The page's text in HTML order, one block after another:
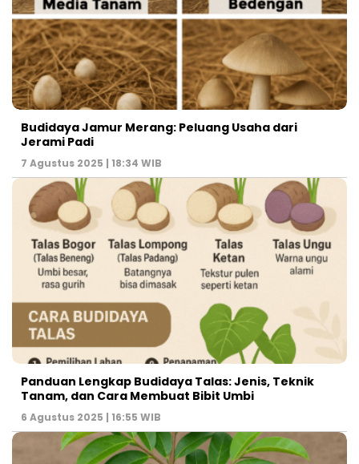
Budidaya Jamur Merang: Peluang Usaha dari
Jerami Padi
7 Agustus 2025 | 18:34 WIB
Panduan Lengkap Budidaya Talas: Jenis, Teknik
Tanam, dan Cara Membuat Bibit Umbi
6 Agustus 2025 | 16:55 WIB